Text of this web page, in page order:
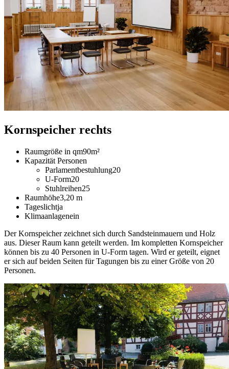
Kornspeicher rechts
Raumgröße in qm90m²
Kapazität Personen
Parlamentbestuhlung20
U-Form20
Stuhlreihen25
Raumhöhe3,20 m
Tageslichtja
Klimaanlagenein
Der Kornspeicher zeichnet sich durch Sandsteinmauern und Holz
aus. Dieser Raum kann geteilt werden. Im kompletten Kornspeicher
können bis zu 40 Personen in U-Form tagen. Wird er geteilt, eignet
er sich auf beiden Seiten für Tagungen bis zu einer Größe von 20
Personen.